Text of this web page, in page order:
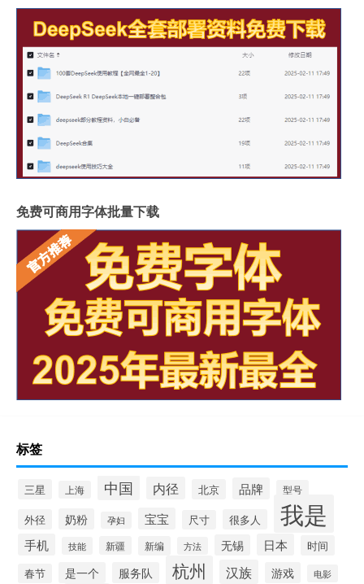
免费可商用字体批量下载
标签
三星 上海 中国 内径 北京 品牌 型号
外径 奶粉 孕妇 宝宝 尺寸 很多人 我是
手机 技能 新疆 新编 方法 无锡 日本 时间
春节 是一个 服务队 杭州 汉族 游戏 电影